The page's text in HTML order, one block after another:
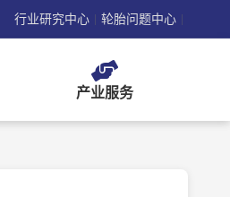
行业研究中心 | 轮胎问题中心 |
产业服务